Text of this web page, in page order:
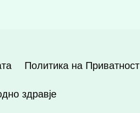
Политика на Приватност
здравје